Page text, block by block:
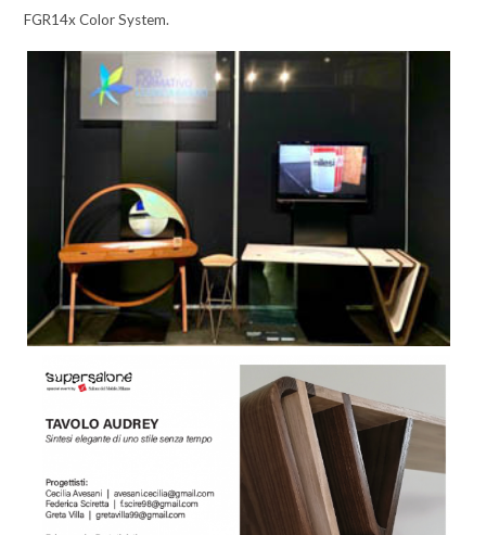
FGR14x Color System.